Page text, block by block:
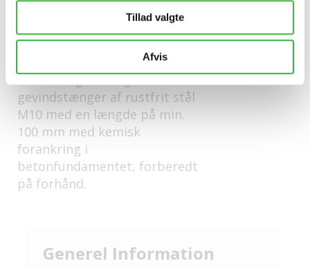
Tillad valgte
Afvis
Forankring foretages med tre
gevindstænger af rustfrit stål
M10 med en længde på min.
100 mm med kemisk
forankring i
betonfundamentet, forberedt
på forhånd.
Generel Information